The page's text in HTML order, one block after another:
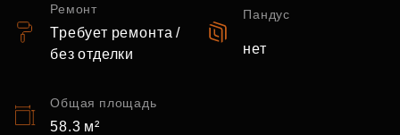
Ремонт
Требует ремонта /
без отделки
Пандус
нет
Общая площадь
58.3 м²